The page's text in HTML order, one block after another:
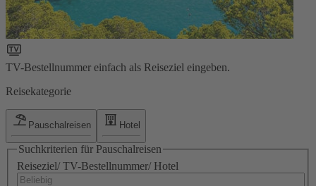
TV-Bestellnummer einfach als Reiseziel eingeben.
Reisekategorie
Pauschalreisen Hotel
Suchkriterien für Pauschalreisen
Reiseziel/ TV-Bestellnummer/ Hotel